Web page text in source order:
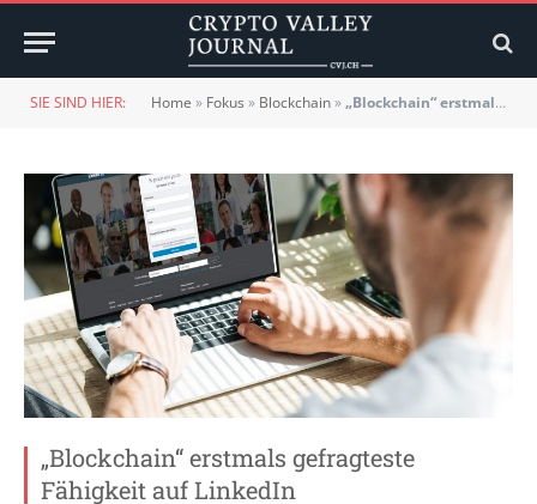
SIE SIND HIER: Home » Fokus » Blockchain»„Blockchain“ erstmals gefragteste Fähigkeit auf LinkedIn
„Blockchain“ erstmals gefragteste
Fähigkeit auf LinkedIn